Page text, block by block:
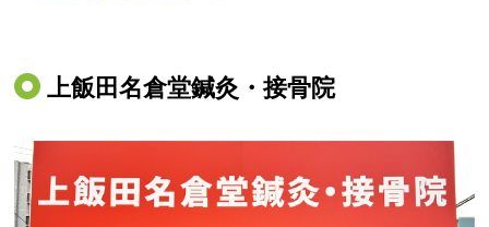
上飯田名倉堂鍼灸・接骨院